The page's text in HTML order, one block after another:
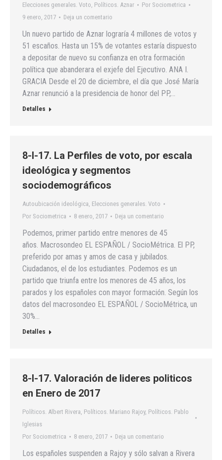
Elecciones generales. Voto, Políticos. Aznar Por Sociometrica
9 enero, 2017
Deja un comentario
Un nuevo partido de Aznar lograría 4 millones de votos y
51 escaños. Hasta un 15% de votantes estaría dispuesto
a depositar de nuevo su confianza en otra formación
política que abanderara el exjefe del Ejecutivo. ANA I.
GRACIA Desde el 20 de diciembre, el día que José María
Aznar renunció a la presidencia de honor del PP,…
Detalles
8-I-17. La Perfiles de voto, por escala
ideológica y segmentos
sociodemográficos
Autoubicación ideológica, Elecciones generales. Voto
Por Sociometrica 8 enero, 2017 Deja un comentario
Podemos, primer partido entre menores de 45
años. Macrosondeo EL ESPAÑOL / SocioMétrica. El PP,
preferido por amas y amos de casa y jubilados.
Ciudadanos, el de los estudiantes. Podemos es un
partido que triunfa entre los menores de 45 años, los
parados y los españoles con mayor formación. Según los
datos del macrosondeo EL ESPAÑOL / SocioMétrica, un
30%…
Detalles
8-I-17. Valoración de lideres politicos
en Enero de 2017
Políticos. Albert Rivera, Políticos. Mariano Rajoy, Políticos. Pablo
Iglesias
Por Sociometrica 8 enero, 2017 Deja un comentario
Los españoles suspenden a Rajoy y sólo salvan a Rivera